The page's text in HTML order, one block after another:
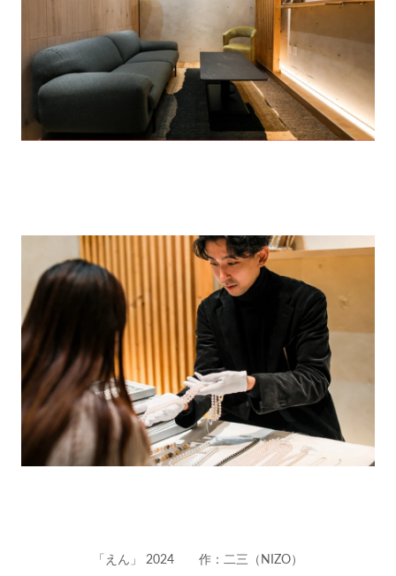
「えん」 2024 作：二三（NIZO）